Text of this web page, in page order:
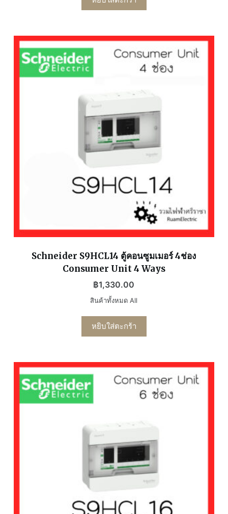
Schneider S9HCL14 ตู้คอนซูมเมอร์ 4ช่อง
Consumer Unit 4 Ways
฿1,330.00
สินค้าทั้งหมด All
หยิบใส่ตะกร้า